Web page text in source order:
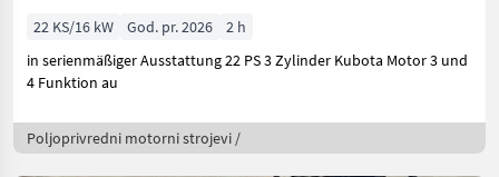
22 KS/16 kW God. pr. 2026
2 h
in serienmäßiger Ausstattung 22 PS 3 Zylinder Kubota Motor 3 und
4 Funktion au
Poljoprivredni motorni strojevi /